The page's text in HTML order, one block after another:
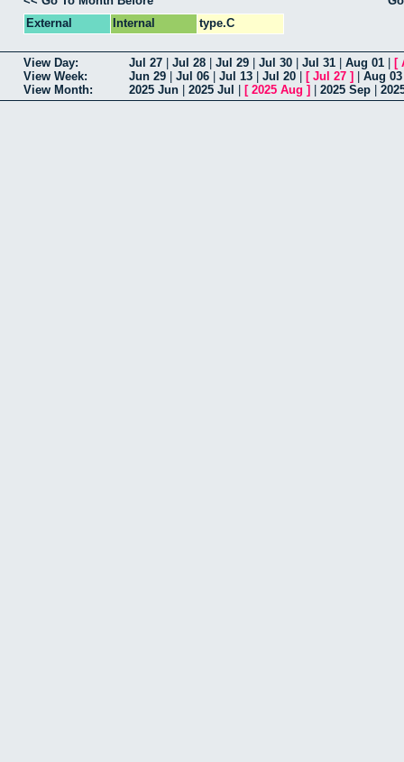
External
Internal type.C
View Day: Jul 27 Jul 28 Jul 29 Jul 30 Jul 31 Aug 01 [
View Week:
Jun 29 Jul 06 Jul 13 Jul 20 [ Jul 27 ] Aug 03
View Month:
2025 Jun 2025 Jul [ 2025 Aug ] 2025 Sep